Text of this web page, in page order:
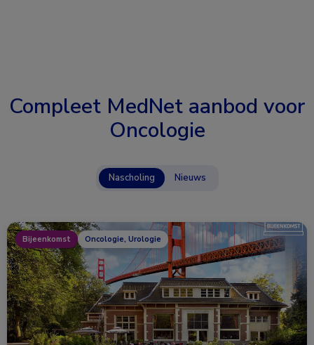
Compleet MedNet aanbod voor
Oncologie
Nascholing Nieuws
Bijeenkomst Oncologie, Urologie